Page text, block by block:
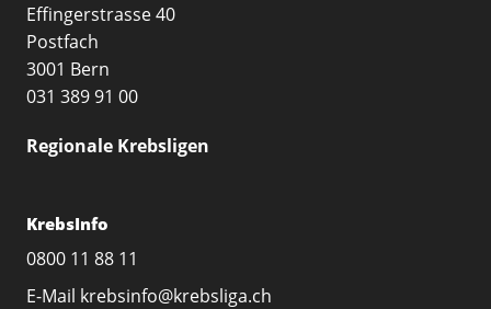
Effingerstrasse 40
Postfach
3001 Bern
031 389 91 00
Regionale Krebsligen
KrebsInfo
0800 11 88 11
E-Mail krebsinfo@krebsliga.ch